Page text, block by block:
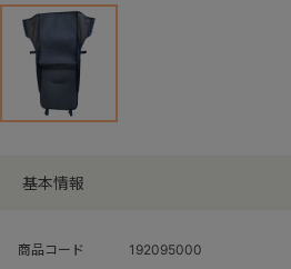
基本情報
商品コード 192095000